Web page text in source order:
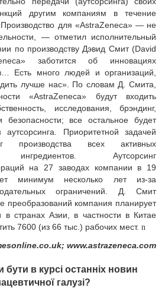
другим компаниям в течение
для «AstraZeneca» — не
— отметил исполнительный
по производству Дэвид Смит (David
заботится об инновациях
Есть много людей и организаций,
лучше нас». По словам Д. Смита,
«AstraZeneca» будут входить
исследования, брэндинг,
все остальное будет
аутсорсинга. Приоритетной задачей
производства всех активных
ингредиентов. Аутсорсинг
на 27 заводах компании в 19
минимум несколько лет из-за
ограничений. Д. Смит
преобразований компания планирует
в странах Азии, в частности в Китае
7600 (из 66 тыс.) рабочих мест. n
www.astrazeneca.com
бути в курсі останніх новин
галузі?